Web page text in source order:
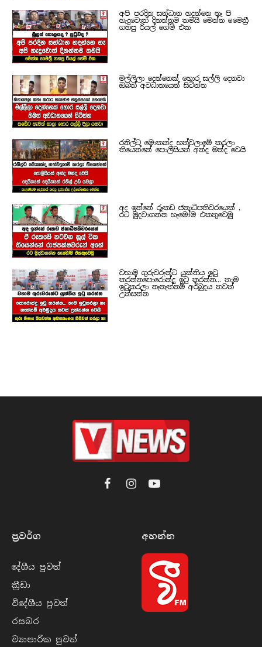
අපි පරදින සන්ධාන හදන්නෙ නෑ පි
හැදුවොත් දිනන්නම තමයි මෙන්න මෛත්‍රී
ගහපු රියල් ගේම් එක
මල්ලිලා දෙන්නෙක් හොර සල්ලි දෙනවා
ඔබත් අවධානයෙන් සිටින්න
රනිල්ට මොකක්ද හත්වලාමේ කරලා
තියෙන්නේ පොලිසියත් අන්ද මන්ද වෙයි
අද ඉන්නේ රූකඩ ජනාධිපතිවරයෙක් ,
රට මුදවාගන්න හැමෝම එකතුවෙමු
වහාම ගුරුවරුන්ට යුක්තිය ඉටු
කරන්නපොරොන්දු ඉටු කරන්න... තාම
ඉටුකරලා නෑනැත්නම් අර්බුදය තවත්
උත්සන්න
FacebookInstagramYouTube
ප්‍රවර්​ග
දේශීය පුව​ත්
ක්‍රී​ඩා
විදේශීය පුව​ත්
රසබ​ර
ව්‍යාපාරික පුව​ත්
අහන්​න